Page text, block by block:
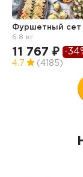
Фуршетный сет
6.8 кг
11 767 ₽ -
4.7 (4185)